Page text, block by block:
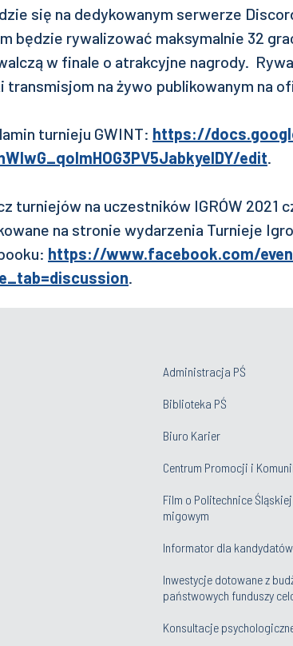
się na dedykowanym serwerze
będzie rywalizować maksymalnie 32
w finale o atrakcyjne nagrody.
transmisjom na żywo publikowanym na
turnieju GWINT: https://
edit.
turniejów na uczestników IGRÓW 2021
na stronie wydarzenia Turnieje
https://www.facebook.com/
.
Administracja PŚ
Biblioteka PŚ
Biuro Karier
Centrum Promocji i
Film o Politechnice
migowym
Informator dla
Inwestycje dotowane z
państwowych funduszy
Konsultacje